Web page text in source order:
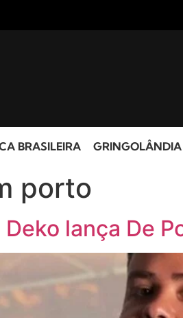
BRASILEIRA GRINGOLÂNDIA
porto
lança De